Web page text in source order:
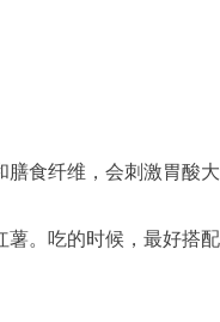
膳食纤维，会刺激胃酸
。吃的时候，最好搭